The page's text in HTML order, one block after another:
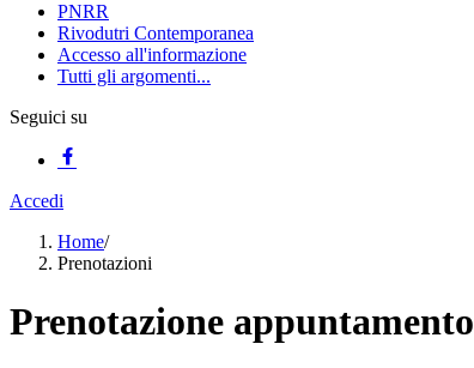
PNRR
Rivodutri Contemporanea
Accesso all'informazione
Tutti gli argomenti...
Seguici su
Accedi
Home/
Prenotazioni
Prenotazione appuntamento